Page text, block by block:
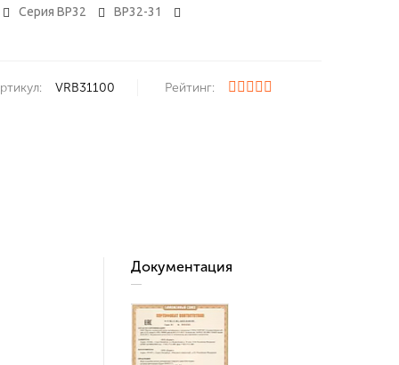
Серия ВР32
ВР32-31
VRB31100 Рейтинг:
Документация